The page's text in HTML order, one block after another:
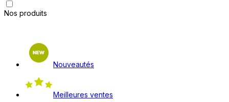
Nos produits
Nouveautés
Meilleures ventes